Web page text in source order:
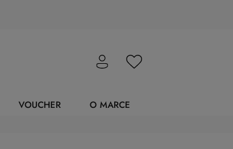
VOUCHER O MARCE